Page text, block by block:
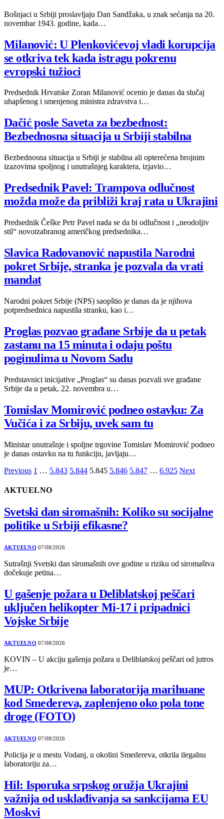
Bošnjaci u Srbiji proslavljaju Dan Sandžaka, u znak sećanja na 20.
novembar 1943. godine, kada…
Milanović: U Plenkovićevoj vladi korupcija
se otkriva tek kada istragu pokrenu
evropski tužioci
Predsednik Hrvatske Zoran Milanović ocenio je danas da slučaj
uhapšenog i smenjenog ministra zdravstva i…
Dačić posle Saveta za bezbednost:
Bezbednosna situacija u Srbiji stabilna
Bezbednosna situacija u Srbiji je stabilna ali opterećena brojnim
izazovima spoljnog i unutrašnjeg karaktera, izjavio…
Predsednik Pavel: Trampova odlučnost
možda može da približi kraj rata u Ukrajini
Predsednik Češke Petr Pavel nada se da bi odlučnost i „neodoljiv
stil“ novoizabranog američkog predsednika…
Slavica Radovanović napustila Narodni
pokret Srbije, stranka je pozvala da vrati
mandat
Narodni pokret Srbije (NPS) saopštio je danas da je njihova
potpredsednica napustila stranku, kao i…
Proglas pozvao građane Srbije da u petak
zastanu na 15 minuta i odaju poštu
poginulima u Novom Sadu
Predstavnici inicijative „Proglas“ su danas pozvali sve građane
Srbije da u petak, 22. novembra u…
Tomislav Momirović podneo ostavku: Za
Vučića i za Srbiju, uvek sam tu
Ministar unutrašnje i spoljne trgovine Tomislav Momirović podneo
je danas ostavku na tu funkciju, javljaju…
Previous 1 … 5.843 5.844 5.845 5.846 5.847 … 6.925 Next
AKTUELNO
Svetski dan siromašnih: Koliko su socijalne
politike u Srbiji efikasne?
AKTUELNO 07/08/2026
Sutrašnji Svetski dan siromašnih ove godine u riziku od siromaštva
dočekuje petina…
U gašenje požara u Deliblatskoj peščari
uključen helikopter Mi-17 i pripadnici
Vojske Srbije
AKTUELNO 07/08/2026
KOVIN – U akciju gašenja požara u Deliblatskoj peščari od jutros
je…
MUP: Otkrivena laboratorija marihuane
kod Smedereva, zaplenjeno oko pola tone
droge (FOTO)
AKTUELNO 07/08/2026
Policija je u mestu Vodanj, u okolini Smedereva, otkrila ilegalnu
laboratoriju za…
Hil: Isporuka srpskog oružja Ukrajini
važnija od usklađivanja sa sankcijama EU
Moskvi